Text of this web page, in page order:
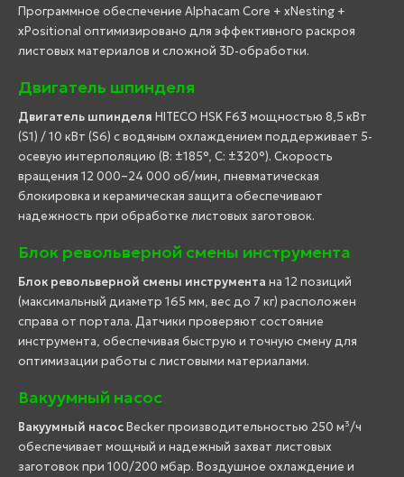
Программное обеспечение Alphacam Core + xNesting +
xPositional оптимизировано для эффективного раскроя
листовых материалов и сложной 3D-обработки.
Двигатель шпинделя
Двигатель шпинделя HITECO HSK F63 мощностью 8,5 кВт
(S1) / 10 кВт (S6) с водяным охлаждением поддерживает 5-
осевую интерполяцию (B: ±185°, C: ±320°). Скорость
вращения 12 000–24 000 об/мин, пневматическая
блокировка и керамическая защита обеспечивают
надежность при обработке листовых заготовок.
Блок револьверной смены инструмента
Блок револьверной смены инструмента на 12 позиций
(максимальный диаметр 165 мм, вес до 7 кг) расположен
справа от портала. Датчики проверяют состояние
инструмента, обеспечивая быструю и точную смену для
оптимизации работы с листовыми материалами.
Вакуумный насос
Вакуумный насосBecker производительностью 250 м³/ч
обеспечивает мощный и надежный захват листовых
заготовок при 100/200 мбар. Воздушное охлаждение и